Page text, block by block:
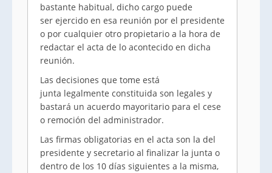
bastante habitual, dicho cargo puede
ser ejercido en esa reunión por el presidente
o por cualquier otro propietario a la hora de
redactar el acta de lo acontecido en dicha
reunión.
Las decisiones que tome está
junta legalmente constituida son legales y
bastará un acuerdo mayoritario para el cese
o remoción del administrador.
Las firmas obligatorias en el acta son la del
presidente y secretario al finalizar la junta o
dentro de los 10 días siguientes a la misma,